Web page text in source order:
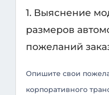
1. Выяснение
размеров
пожеланий
Опишите свои
корпоративного